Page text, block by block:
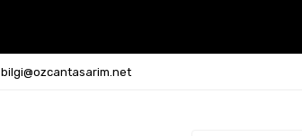
bilgi@ozcantasarim.net